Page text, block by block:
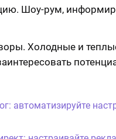
Шоу-рум,
Холодные и
автоматизируйте